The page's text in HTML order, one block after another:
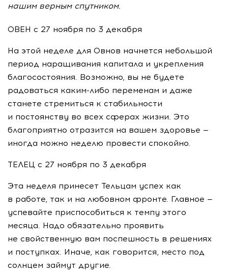
нашим верным спутником.
ОВЕН с 27 ноября по 3 декабря
На этой неделе для Овнов начнется небольшой
период наращивания капитала и укрепления
благосостояния. Возможно, вы не будете
радоваться каким-либо переменам и даже
станете стремиться к стабильности
и постоянству во всех сферах жизни. Это
благоприятно отразится на вашем здоровье —
иногда можно неделю провести спокойно.
ТЕЛЕЦ с 27 ноября по 3 декабря
Эта неделя принесет Тельцам успех как
в работе, так и на любовном фронте. Главное —
успевайте приспособиться к темпу этого
месяца. Надо обязательно проявить
не свойственную вам поспешность в решениях
и поступках. Иначе, как говорится, место под
солнцем займут другие.